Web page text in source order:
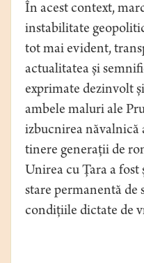
În acest context,
instabilitate
tot mai evident,
actualitatea și
exprimate dezinvolt
ambele maluri ale
izbucnirea
tinere generații de
Unirea cu Țara a
stare permanentă
condițiile dictate de